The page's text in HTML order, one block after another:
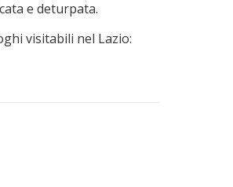
e deturpata.
visitabili nel Lazio: